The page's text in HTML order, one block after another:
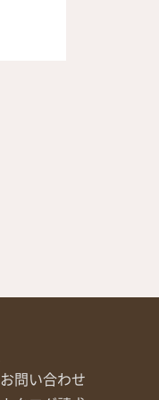
お問い合わせ